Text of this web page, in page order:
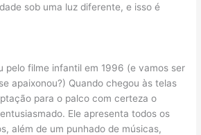
sob uma luz diferente, e isso é
pelo filme infantil em 1996 (e vamos ser
apaixonou?) Quando chegou às telas
para o palco com certeza o
Ele apresenta todos os
além de um punhado de músicas,